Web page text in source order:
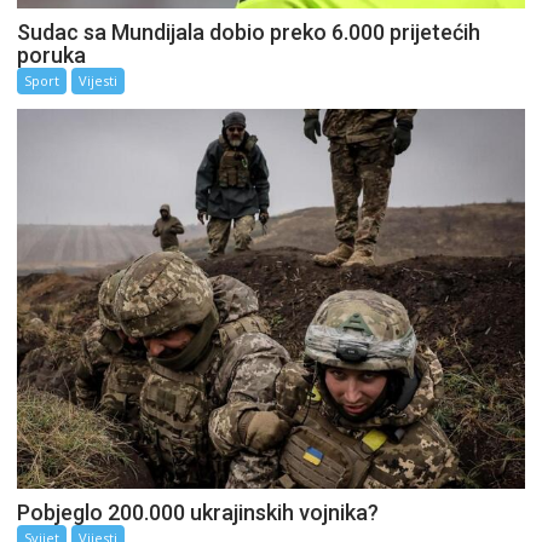
Sudac sa Mundijala dobio preko 6.000 prijetećih
poruka
Sport Vijesti
Pobjeglo 200.000 ukrajinskih vojnika?
Svijet Vijesti